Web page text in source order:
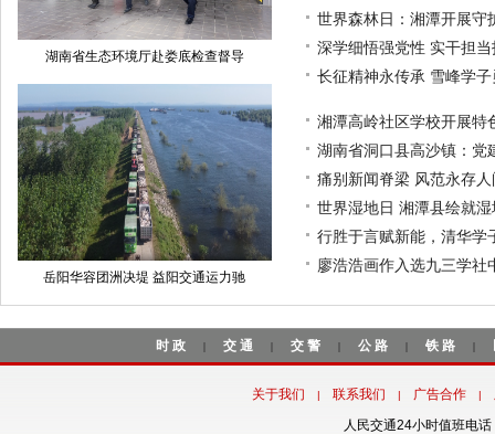
湖南省生态环境厅赴娄底检查督导
岳阳华容团洲决堤 益阳交通运力驰
世界森林日：湘潭开展守
深学细悟强党性 实干担
长征精神永传承 雪峰学
湘潭高岭社区学校开展特
湖南省洞口县高沙镇：党
痛别新闻脊梁 风范永存
世界湿地日 湘潭县绘就
行胜于言赋新能，清华
廖浩浩画作入选九三学社
时政 | 交通 | 交警 | 公路 | 铁路 |
关于我们 | 联系我们 | 广告合作 |
人民交通24小时值班电